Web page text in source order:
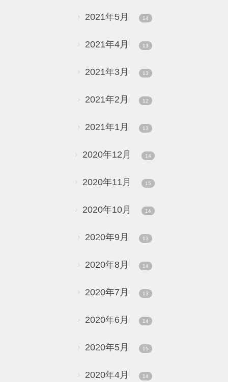
2021年5月 14
2021年4月 13
2021年3月 13
2021年2月 12
2021年1月 13
2020年12月 14
2020年11月 15
2020年10月 14
2020年9月 13
2020年8月 14
2020年7月 13
2020年6月 14
2020年5月 15
2020年4月 14